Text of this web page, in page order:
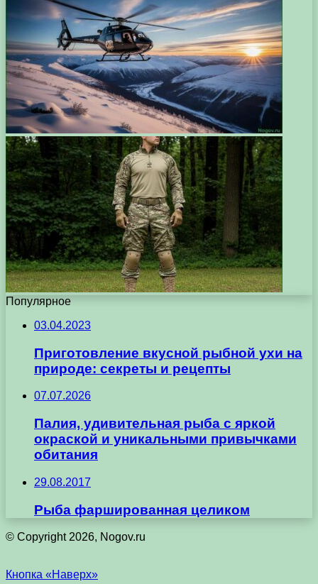
Популярное
03.04.2023
Приготовление вкусной рыбной ухи на
природе: секреты и рецепты
07.07.2026
Палия, удивительная рыба с яркой
окраской и уникальными привычками
обитания
29.08.2017
Рыба фаршированная целиком
© Copyright 2026, Nogov.ru
Кнопка «Наверх»